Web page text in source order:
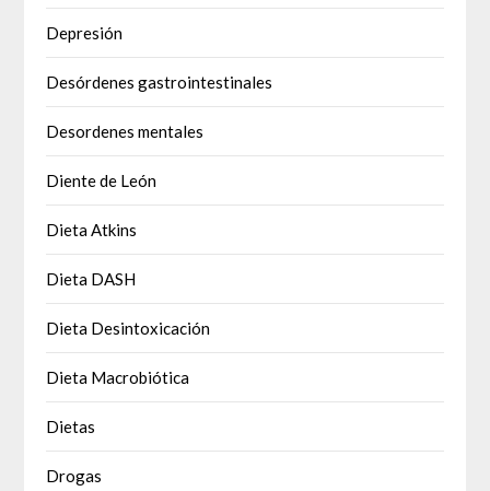
Depresión
Desórdenes gastrointestinales
Desordenes mentales
Diente de León
Dieta Atkins
Dieta DASH
Dieta Desintoxicación
Dieta Macrobiótica
Dietas
Drogas